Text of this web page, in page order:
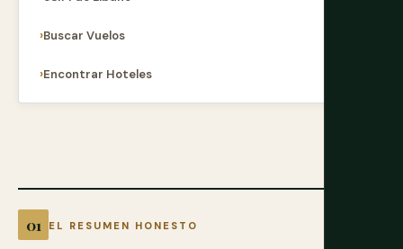
EL RESUMEN HONESTO
Buscar Vuelos
Encontrar Hoteles